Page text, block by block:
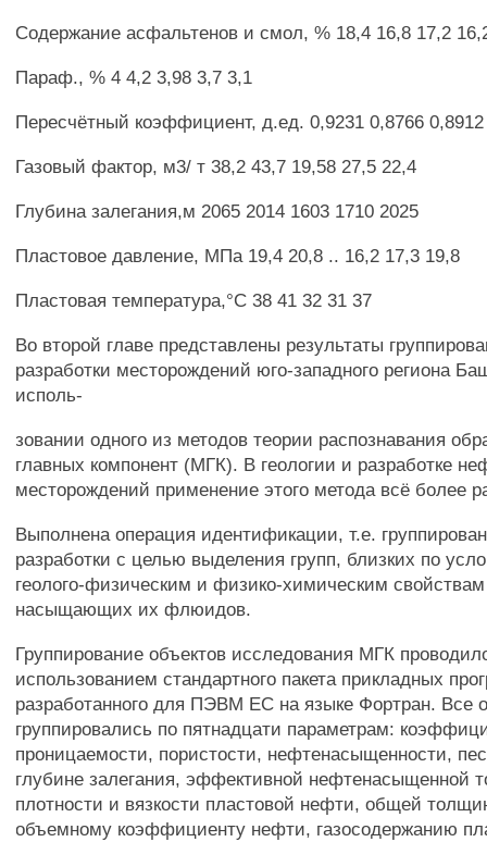
Содержание асфальтенов и смол, % 18,4 16,8 17,2
Параф., % 4 4,2 3,98 3,7 3,1
Пересчётный коэффициент, д.ед. 0,9231 0,8766
Газовый фактор, м3/ т 38,2 43,7 19,58 27,5 22,4
Глубина залегания,м 2065 2014 1603 1710 2025
Пластовое давление, МПа 19,4 20,8 .. 16,2 17,3 19,8
Пластовая температура,°С 38 41 32 31 37
Во второй главе представлены результаты
разработки месторождений юго-западного региона
исполь-
зовании одного из методов теории распознавания
главных компонент (МГК). В геологии и разработке
месторождений применение этого метода всё более
Выполнена операция идентификации, т.е.
разработки с целью выделения групп, близких по
геолого-физическим и физико-химическим
насыщающих их флюидов.
Группирование объектов исследования МГК
использованием стандартного пакета прикладных
разработанного для ПЭВМ ЕС на языке Фортран. Все
группировались по пятнадцати параметрам:
проницаемости, пористости, нефтенасыщенности,
глубине залегания, эффективной нефтенасыщенной
плотности и вязкости пластовой нефти, общей
объемному коэффициенту нефти, газосодержанию